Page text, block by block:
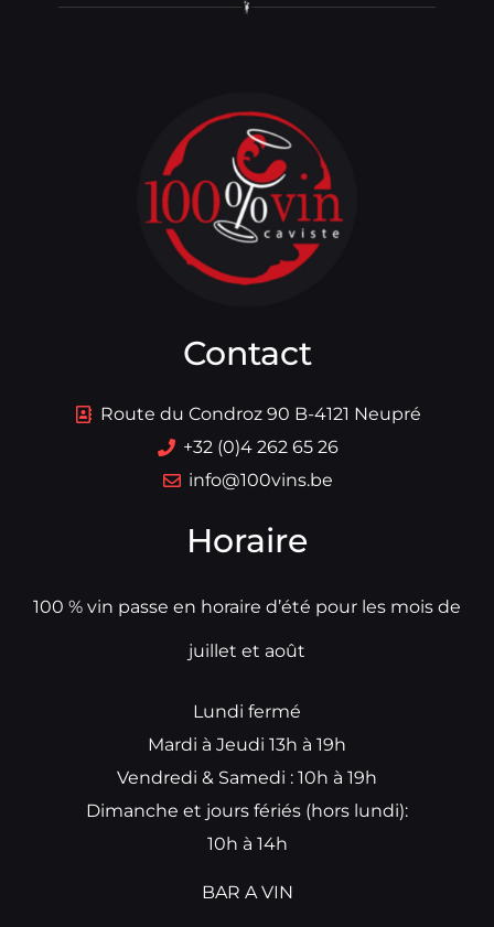
Contact
Route du Condroz 90 B-4121 Neupré
+32 (0)4 262 65 26
info@100vins.be
Horaire
100 % vin passe en horaire d’été pour les mois de
juillet et août
Lundi fermé
Mardi à Jeudi 13h à 19h
Vendredi & Samedi : 10h à 19h
Dimanche et jours fériés (hors lundi):
10h à 14h
BAR A VIN